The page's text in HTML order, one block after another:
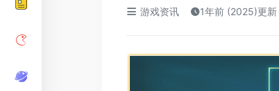
游戏资讯 1年前 (2025)更新